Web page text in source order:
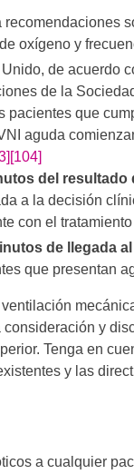
recomendaciones
oxígeno y
de acuerdo
de la
pacientes que
aguda
[104]
del resultado
a la decisión
con el tratamiento
de llegada
que presentan
y
Tenga en
y las
a cualquier